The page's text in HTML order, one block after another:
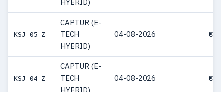
HYBRID)
KSJ-05-Z
CAPTUR (E-
TECH
HYBRID)
04-08-2026 €
KSJ-04-Z
CAPTUR (E-
TECH
HYBRID)
04-08-2026 €